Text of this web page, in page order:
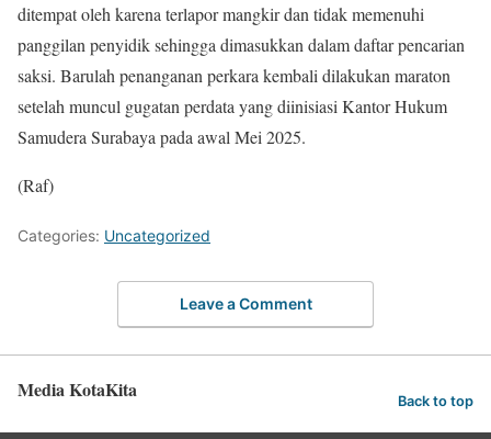
ditempat oleh karena terlapor mangkir dan tidak memenuhi
panggilan penyidik sehingga dimasukkan dalam daftar pencarian
saksi. Barulah penanganan perkara kembali dilakukan maraton
setelah muncul gugatan perdata yang diinisiasi Kantor Hukum
Samudera Surabaya pada awal Mei 2025.
(Raf)
Categories: Uncategorized
Leave a Comment
Media KotaKita Back to top